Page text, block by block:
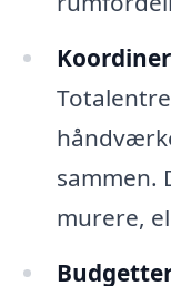
sammen.
murere,